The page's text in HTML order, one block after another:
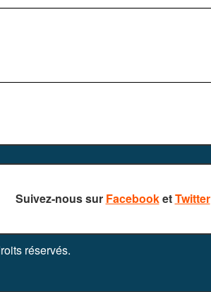
Suivez-nous sur FacebooketTwitter
réservés.